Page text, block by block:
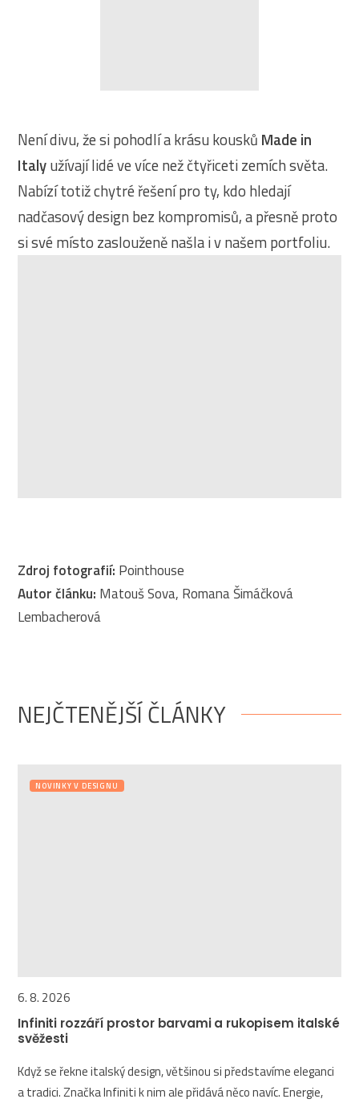
Není divu, že si pohodlí a krásu kousků Made in
Italyužívají lidé ve více než čtyřiceti zemích světa.
Nabízí totiž chytré řešení pro ty, kdo hledají
nadčasový design bez kompromisů, a přesně proto
si své místo zaslouženě našla i v našem portfoliu.
Zdroj fotografií: Pointhouse
Autor článku: Matouš Sova, Romana Šimáčková
Lembacherová
NEJČTENĚJŠÍ ČLÁNKY
NOVINKY V DESIGNU
6. 8. 2026
Infiniti rozzáří prostor barvami a rukopisem italské
svěžesti
Když se řekne italský design, většinou si představíme eleganci
a tradici. Značka Infiniti k nim ale přidává něco navíc. Energie,